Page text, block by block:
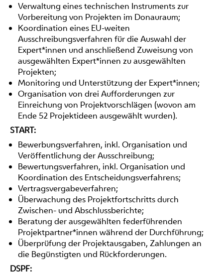
Verwaltung eines technischen Instruments zur
Vorbereitung von Projekten im Donauraum;
Koordination eines EU-weiten
Ausschreibungsverfahren für die Auswahl der
Expert*innen und anschließend Zuweisung von
ausgewählten Expert*innen zu ausgewählten
Projekten;
Monitoring und Unterstützung der Expert*innen;
Organisation von drei Aufforderungen zur
Einreichung von Projektvorschlägen (wovon am
Ende 52 Projektideen ausgewählt wurden).
START:
Bewerbungsverfahren, inkl. Organisation und
Veröffentlichung der Ausschreibung;
Bewertungsverfahren, inkl. Organisation und
Koordination des Entscheidungsverfahrens;
Vertragsvergabeverfahren;
Überwachung des Projektfortschritts durch
Zwischen- und Abschlussberichte;
Beratung der ausgewählten federführenden
Projektpartner*innen während der Durchführung;
Überprüfung der Projektausgaben, Zahlungen an
die Begünstigten und Rückforderungen.
DSPF: